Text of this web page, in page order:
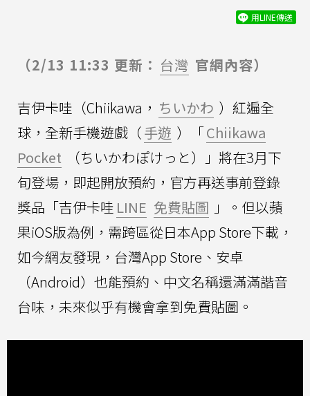
用LINE傳送
（2/13 11:33 更新： 台灣 官網內容）
吉伊卡哇（Chiikawa， ちいかわ ）紅遍全
球，全新手機遊戲（手遊 ）「Chiikawa
Pocket
（ちいかわぽけっと）」將在3月下
旬登場，即起開放預約，官方再送事前登錄
獎品「吉伊卡哇 LINE 免費貼圖 」。但以蘋
果iOS版為例，需跨區從日本App Store下載，
如今網友發現，台灣App Store、安卓
（Android）也能預約、中文名稱還滿滿諧音
台味，未來似乎有機會拿到免費貼圖。